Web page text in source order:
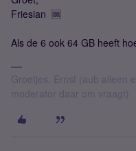
Friesian 🆒
Als de 6 ook 64 GB heeft
Groetjes, Ernst (aub alleen
moderator daar om vraagt)